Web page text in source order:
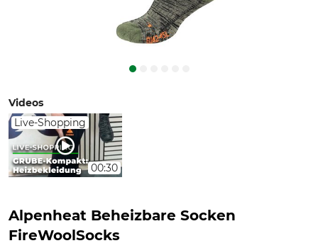
Videos
Live-Shopping
00:30
Alpenheat Beheizbare Socken
FireWoolSocks